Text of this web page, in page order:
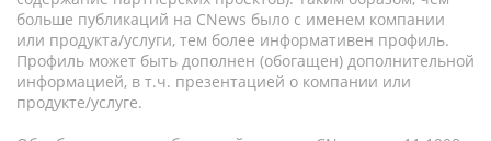
больше публикаций на CNews было с именем компании
или продукта/услуги, тем более информативен профиль.
Профиль может быть дополнен (обогащен) дополнительной
информацией, в т.ч. презентацией о компании или
продукте/услуге.